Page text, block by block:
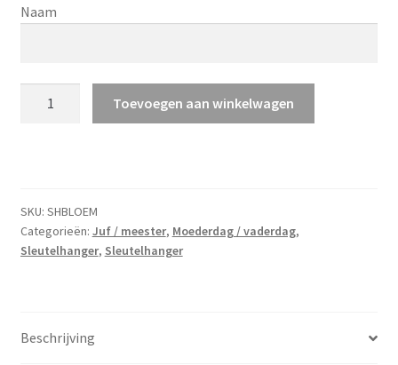
Naam
Toevoegen aan winkelwagen
SKU: SHBLOEM
Categorieën: Juf / meester, Moederdag / vaderdag,
Sleutelhanger, Sleutelhanger
Beschrijving